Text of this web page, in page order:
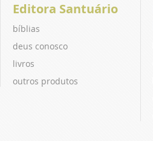
Editora Santuário
bíblias
deus conosco
livros
outros produtos